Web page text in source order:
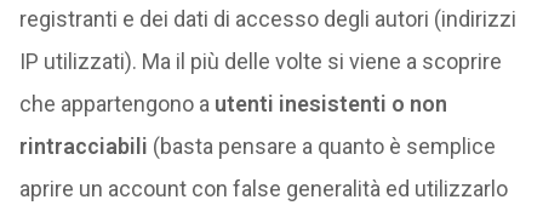
registranti e dei dati di accesso degli autori (indirizzi
IP utilizzati). Ma il più delle volte si viene a scoprire
che appartengono a utenti inesistenti o non
rintracciabili (basta pensare a quanto è semplice
aprire un account con false generalità ed utilizzarlo